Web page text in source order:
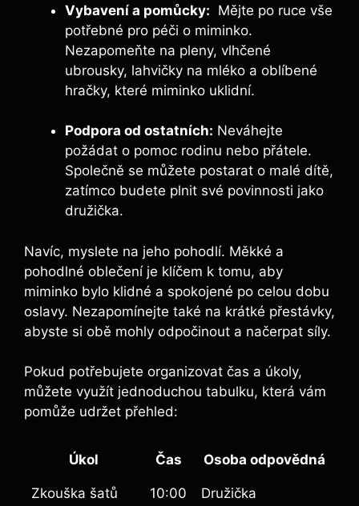
Vybavení⁤ a pomůcky: ⁢ Mějte po ruce vše
potřebné pro péči o miminko.
Nezapomeňte‍ na pleny, vlhčené‌
ubrousky, lahvičky na ⁣mléko‍ a oblíbené
hračky, které miminko uklidní.
Podpora od ostatních: Neváhejte
požádat o‍ pomoc rodinu nebo přátele.
Společně se⁣ můžete ⁣postarat o malé ⁢dítě,
zatímco budete plnit své⁤ povinnosti jako
družička.
Navíc, ⁢myslete na jeho pohodlí. Měkké a
pohodlné oblečení je klíčem k tomu, aby
miminko ⁣bylo klidné ⁢a spokojené po celou ⁤dobu
oslavy.‌ Nezapomínejte také ‌na krátké‌ přestávky,
abyste‍ si obě⁤ mohly odpočinout⁢ a načerpat síly.
Pokud ‌potřebujete organizovat ‍čas a úkoly,
můžete ​využít jednoduchou ⁤tabulku, která ​vám
pomůže udržet přehled:
Úkol Čas Osoba odpovědná
Zkouška šatů 10:00 Družička